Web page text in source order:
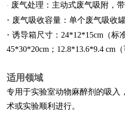
· 废气处理：主动式废气吸附，
· 废气吸收容量：单个废气吸收
·诱导箱尺寸：24*12*15cm（标
45*30*20cm；12.8*13.6*9.4 cm
适用领域
专用于实验室动物麻醉剂的吸入
术或实验顺利进行。